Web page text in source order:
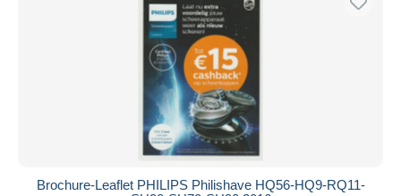
Brochure-Leaflet PHILIPS Philishave HQ56-HQ9-RQ11-